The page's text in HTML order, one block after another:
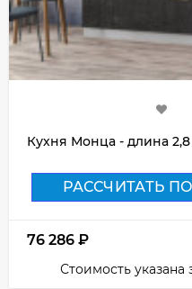
Кухня Монца - длина
РАССЧИТАТЬ
76 286 ₽
Стоимость